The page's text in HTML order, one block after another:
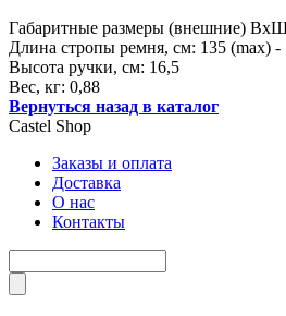
Габаритные размеры (внешние)
Длина стропы ремня, см: 135 (max) -
Высота ручки, см: 16,5
Вес, кг: 0,88
Вернуться назад в каталог
Castel Shop
Заказы и оплата
Доставка
О нас
Контакты